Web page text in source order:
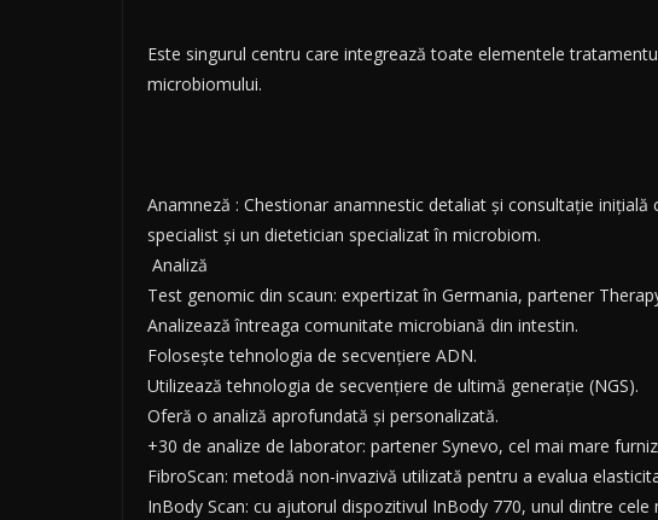
Este singurul centru care integrează toate elementele
microbiomului.
Anamneză : Chestionar anamnestic detaliat și consultație
specialist și un dietetician specializat în microbiom.
Analiză
Test genomic din scaun: expertizat în Germania, partener
Analizează întreaga comunitate microbiană din intestin.
Folosește tehnologia de secvențiere ADN.
Utilizează tehnologia de secvențiere de ultimă generație (NGS).
Oferă o analiză aprofundată și personalizată.
+30 de analize de laborator: partener Synevo, cel mai mare
FibroScan: metodă non-invazivă utilizată pentru a evalua
InBody Scan: cu ajutorul dispozitivul InBody 770, unul dintre cele